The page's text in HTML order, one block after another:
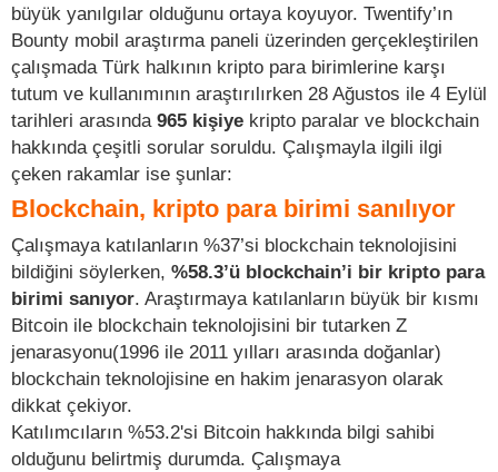
büyük yanılgılar olduğunu ortaya koyuyor. Twentify’ın
Bounty mobil araştırma paneli üzerinden gerçekleştirilen
çalışmada Türk halkının kripto para birimlerine karşı
tutum ve kullanımının araştırılırken 28 Ağustos ile 4 Eylül
tarihleri arasında965 kişiye kripto paralar ve blockchain
hakkında çeşitli sorular soruldu. Çalışmayla ilgili ilgi
çeken rakamlar ise şunlar:
Blockchain, kripto para birimi sanılıyor
Çalışmaya katılanların %37’si blockchain teknolojisini
bildiğini söylerken, %58.3’ü blockchain’i bir kripto para
birimi sanıyor. Araştırmaya katılanların büyük bir kısmı
Bitcoin ile blockchain teknolojisini bir tutarken Z
jenarasyonu(1996 ile 2011 yılları arasında doğanlar)
blockchain teknolojisine en hakim jenarasyon olarak
dikkat çekiyor.
Katılımcıların %53.2'si Bitcoin hakkında bilgi sahibi
olduğunu belirtmiş durumda. Çalışmaya